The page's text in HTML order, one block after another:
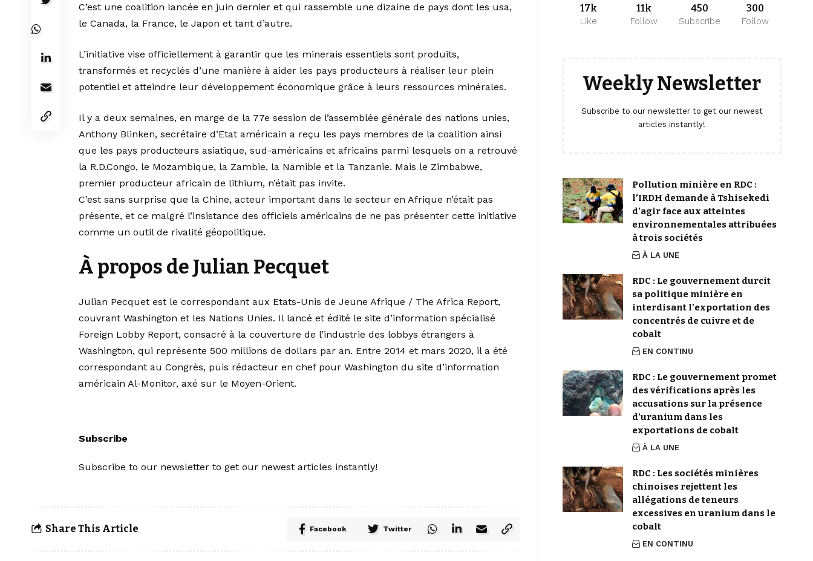
C’est une coalition lancée en juin dernier et qui rassemble une dizaine de pays dont les usa,
le Canada, la France, le Japon et tant d’autre.
L’initiative vise officiellement à garantir que les minerais essentiels sont produits,
transformés et recyclés d’une manière à aider les pays producteurs à réaliser leur plein
potentiel et atteindre leur développement économique grâce à leurs ressources minérales.
Il y a deux semaines, en marge de la 77e session de l’assemblée générale des nations unies,
Anthony Blinken, secrétaire d’Etat américain a reçu les pays membres de la coalition ainsi
que les pays producteurs asiatique, sud-américains et africains parmi lesquels on a retrouvé
la R.D.Congo, le Mozambique, la Zambie, la Namibie et la Tanzanie. Mais le Zimbabwe,
premier producteur africain de lithium, n’était pas invite.
C’est sans surprise que la Chine, acteur important dans le secteur en Afrique n’était pas
présente, et ce malgré l’insistance des officiels américains de ne pas présenter cette initiative
comme un outil de rivalité géopolitique.
À propos de Julian Pecquet
Julian Pecquet est le correspondant aux Etats-Unis de Jeune Afrique / The Africa Report,
couvrant Washington et les Nations Unies. Il lancé et édité le site d’information spécialisé
Foreign Lobby Report, consacré à la couverture de l’industrie des lobbys étrangers à
Washington, qui représente 500 millions de dollars par an. Entre 2014 et mars 2020, il a été
correspondant au Congrès, puis rédacteur en chef pour Washington du site d’information
américain Al-Monitor, axé sur le Moyen-Orient.
Subscribe
Subscribe to our newsletter to get our newest articles instantly!
Share This Article Facebook Twitter
17k
Like
11k
Follow
450
Subscribe
300
Follow
Weekly Newsletter
Subscribe to our newsletter to get our newest
articles instantly!
Pollution minière en RDC :
l’IRDH demande à Tshisekedi
d’agir face aux atteintes
environnementales attribuées
à trois sociétés
À LA UNE
RDC : Le gouvernement durcit
sa politique minière en
interdisant l’exportation des
concentrés de cuivre et de
cobalt
EN CONTINU
RDC : Le gouvernement promet
des vérifications après les
accusations sur la présence
d’uranium dans les
exportations de cobalt
À LA UNE
RDC : Les sociétés minières
chinoises rejettent les
allégations de teneurs
excessives en uranium dans le
cobalt
EN CONTINU